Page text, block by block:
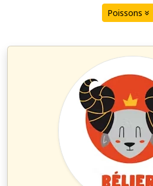
Poissons